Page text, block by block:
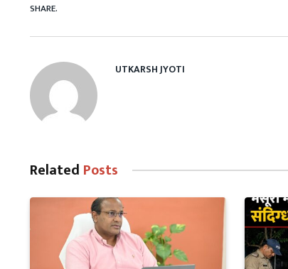
SHARE.
UTKARSH JYOTI
Related Posts